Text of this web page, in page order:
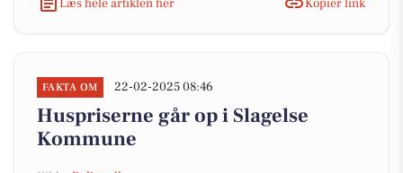
FAKTA OM 22-02-2025 08:46
Huspriserne går op i Slagelse
Kommune